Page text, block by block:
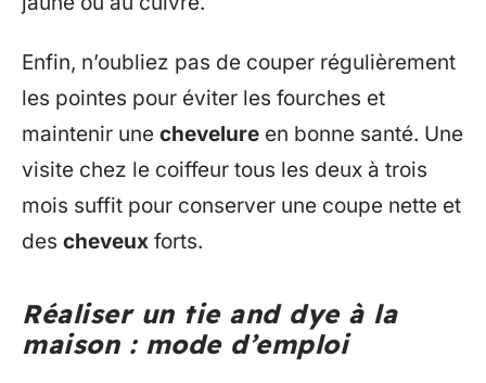
Enfin, n’oubliez pas de couper régulièrement
les pointes pour éviter les fourches et
maintenir une chevelure en bonne santé. Une
visite chez le coiffeur tous les deux à trois
mois suffit pour conserver une coupe nette et
des cheveux forts.
Réaliser un tie and dye à la
maison : mode d’emploi